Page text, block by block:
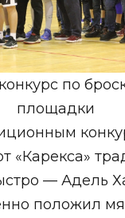
по
площадки
«Карекса»
— Адель
положил